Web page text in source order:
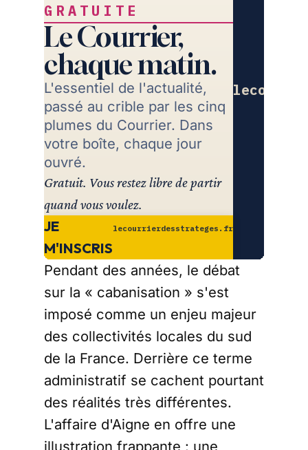
GRATUITE
Le Courrier,
chaque matin.
L'essentiel de l'actualité,
passé au crible par les cinq
plumes du Courrier. Dans
votre boîte, chaque jour
ouvré.
Gratuit. Vous restez libre de partir
quand vous voulez.
JE
M'INSCRIS
lecourrierdesstrateges.fr
Pendant des années, le débat
sur la « cabanisation » s'est
imposé comme un enjeu majeur
des collectivités locales du sud
de la France. Derrière ce terme
administratif se cachent pourtant
des réalités très différentes.
L'affaire d'Aigne en offre une
illustration frappante : une